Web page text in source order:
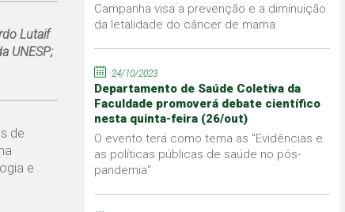
Lutaif
UNESP;
de
e
Campanha visa a prevenção e a diminuição
da letalidade do câncer de mama
24/10/2023
Departamento de Saúde Coletiva da
Faculdade promoverá debate científico
nesta quinta-feira (26/out)
O evento terá como tema as "Evidências e
as políticas públicas de saúde no pós-
pandemia"